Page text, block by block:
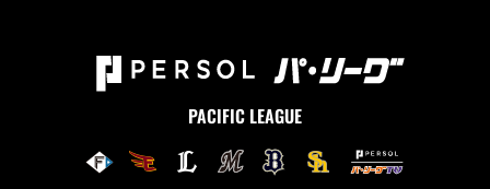
PACIFIC LEAGUE